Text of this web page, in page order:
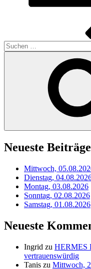
Suchen
nach:
Neueste Beiträge
Mittwoch,
Dienstag,
Montag, 03.08.2026
Sonntag, 02.08.2026
Samstag, 01.08.2026
Neueste
Ingrid zu HERMES
vertrauenswürdig
Tanis zu Mittwoch,